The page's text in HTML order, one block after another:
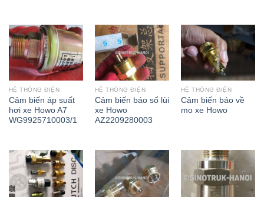
HỆ THỐNG ĐIỆN
Cảm biến áp suất
hơi xe Howo A7
WG9925710003/1
HỆ THỐNG ĐIỆN
Cảm biến báo số lùi
xe Howo
AZ2209280003
HỆ THỐNG ĐIỆN
Cảm biến báo về
mo xe Howo